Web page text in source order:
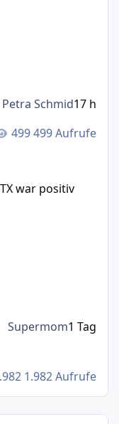
499 Aufrufe
Petra Schmid17 h
war positiv
1.982 Aufrufe
Supermom1 Tag